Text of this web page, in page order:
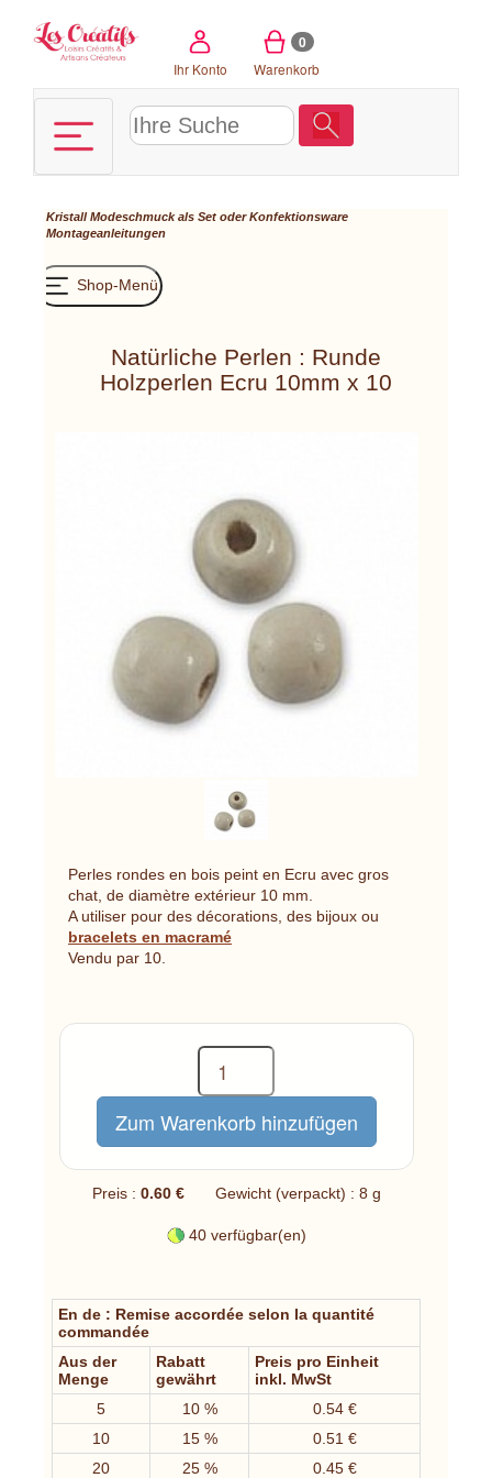
Ihr Konto
0
Warenkorb
Kristall Modeschmuck als Set oder Konfektionsware
Montageanleitungen
Shop-Menü
Natürliche Perlen : Runde
Holzperlen Ecru 10mm x 10
Perles rondes en bois peint en Ecru avec gros
chat, de diamètre extérieur 10 mm.
A utiliser pour des décorations, des bijoux ou
bracelets en macramé
Vendu par 10.
Preis : 0.60 € Gewicht (verpackt) : 8 g
40 verfügbar(en)
En de : Remise accordée selon la quantité
commandée
Aus der
Menge
Rabatt
gewährt
Preis pro Einheit
inkl. MwSt
5
10 %
0.54 €
10
15 %
0.51 €
20
25 % 0.45 €